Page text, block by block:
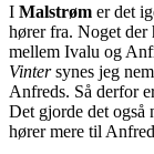
I Malstrøm er det
hører fra. Noget der
mellem Ivalu og
Vintersynes jeg
Anfreds. Så derfor
Det gjorde det også
hører mere til